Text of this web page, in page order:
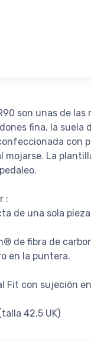
son unas de
fina, la
con
mojarse. La
:
de una sola
de fibra de
en la puntera.
Fit con sujeción
42,5 UK)